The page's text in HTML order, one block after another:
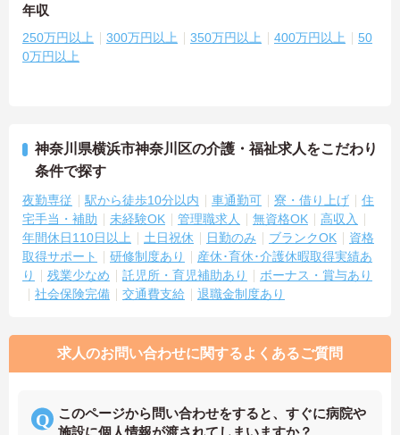
年収
250万円以上 300万円以上 350万円以上 400万円以上
50
0万円以上
神奈川県横浜市神奈川区の介護・福祉求人をこだわり
条件で探す
夜勤専従 駅から徒歩10分以内 車通勤可 寮・借り上げ
住
宅手当・補助
未経験OK 管理職求人 無資格OK
高収入
年間休日110日以上
土日祝休 日勤のみ ブランクOK
資格
取得サポート
研修制度あり
産休･育休･介護休暇取得実績あ
り
残業少なめ 託児所・育児補助あり
ボーナス・賞与あり
社会保険完備
交通費支給 退職金制度あり
求人のお問い合わせに関するよくあるご質問
このページから問い合わせをすると、すぐに病院や